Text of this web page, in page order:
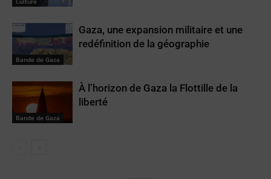
Bande de Gaza
Gaza, une expansion militaire et une
redéfinition de la géographie
Bande de Gaza
À l’horizon de Gaza la Flottille de la
liberté